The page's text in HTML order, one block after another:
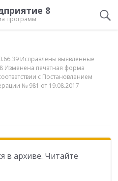
8
программ
Исправлены выявленные
Изменена печатная форма
с Постановлением
№ 981 от 19.08.2017
в архиве. Читайте